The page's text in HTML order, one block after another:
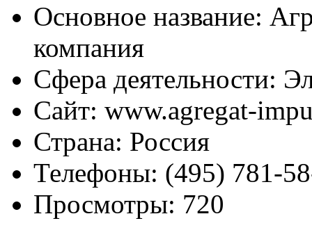
Основное название:
компания
Сфера деятельности:
Сайт: www.agregat-
Страна: Россия
Телефоны: (495) 781-
Просмотры: 720